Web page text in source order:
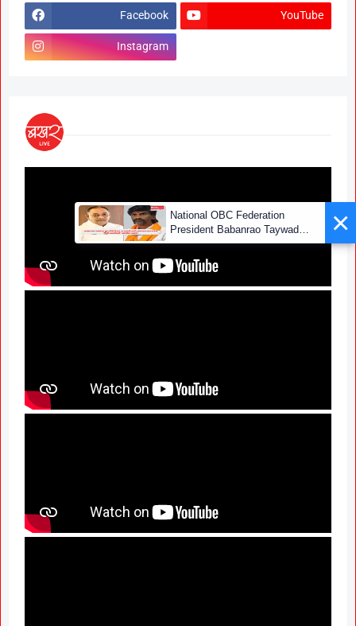
Facebook YouTube
Instagram
×
National OBC Federation
President Babanrao Taywade
Claims Only 27 Kunbi
Certificates Issued in
Marathwada After September 2
GR; Alarming News for Mano